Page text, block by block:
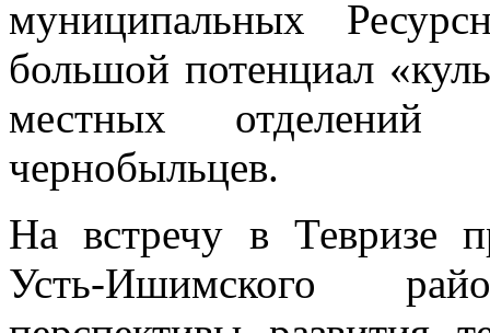
муниципальных
большой потенциал
местных отделений
чернобыльцев.
На встречу в Тевризе
Усть-Ишимского